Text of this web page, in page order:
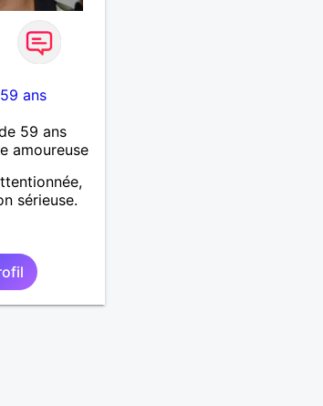
59 ans
59 ans
amoureuse
sérieuse.